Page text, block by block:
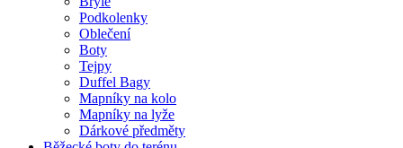
Podkolenky
Oblečení
Boty
Tejpy
Duffel Bagy
Mapníky na kolo
Mapníky na lyže
Dárkové předměty